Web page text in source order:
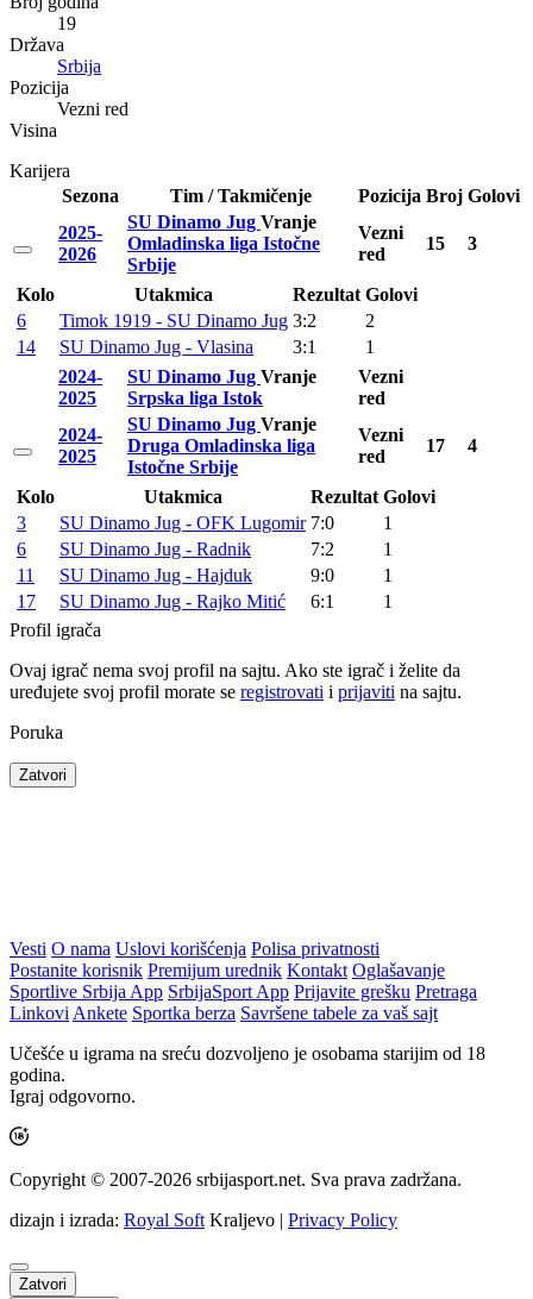
19
Država
Srbija
Pozicija
Vezni red
Visina
Karijera
Sezona
Tim / Takmičenje Pozicija Broj Golovi
2025-
2026
SU Dinamo Jug Vranje
Omladinska liga Istočne
Srbije
Vezni
red
15 3
Kolo Utakmica Rezultat Golovi
6
Timok 1919 - SU Dinamo Jug 3:2
2
14
SU Dinamo Jug - Vlasina 3:1
1
2024-
2025
SU Dinamo Jug Vranje
Srpska liga Istok
Vezni
red
2024-
2025
SU Dinamo Jug Vranje
Druga Omladinska liga
Istočne Srbije
Vezni
red
17 4
Kolo Utakmica Rezultat Golovi
3
SU Dinamo Jug - OFK Lugomir 7:0
1
6
SU Dinamo Jug - Radnik 7:2
1
11
SU Dinamo Jug - Hajduk 9:0
1
17
SU Dinamo Jug - Rajko Mitić 6:1
1
Profil igrača
Ovaj igrač nema svoj profil na sajtu. Ako ste igrač i želite da
uređujete svoj profil morate se registrovati i prijaviti na sajtu.
Poruka
Zatvori
Vesti O nama Uslovi korišćenja Polisa privatnosti
Postanite korisnik Premijum urednik Kontakt Oglašavanje
Sportlive Srbija App SrbijaSport App Prijavite grešku Pretraga
Linkovi Ankete Sportka berza Savršene tabele za vaš sajt
Učešće u igrama na sreću dozvoljeno je osobama starijim od 18
godina.
Igraj odgovorno.
Copyright © 2007-2026 srbijasport.net. Sva prava zadržana.
dizajn i izrada: Royal Soft Kraljevo | Privacy Policy
Zatvori